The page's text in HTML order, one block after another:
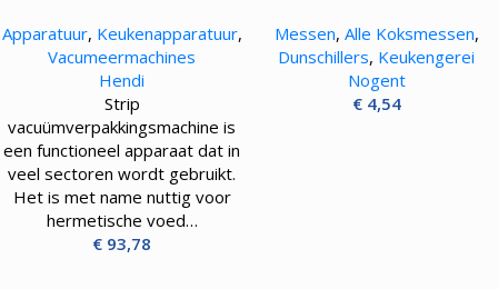
Apparatuur, Keukenapparatuur,
Vacumeermachines
Hendi
Strip
vacuümverpakkingsmachine is
een functioneel apparaat dat in
veel sectoren wordt gebruikt.
Het is met name nuttig voor
hermetische voed…
€ 93,78
Messen, Alle Koksmessen,
Dunschillers, Keukengerei
Nogent
€4,54